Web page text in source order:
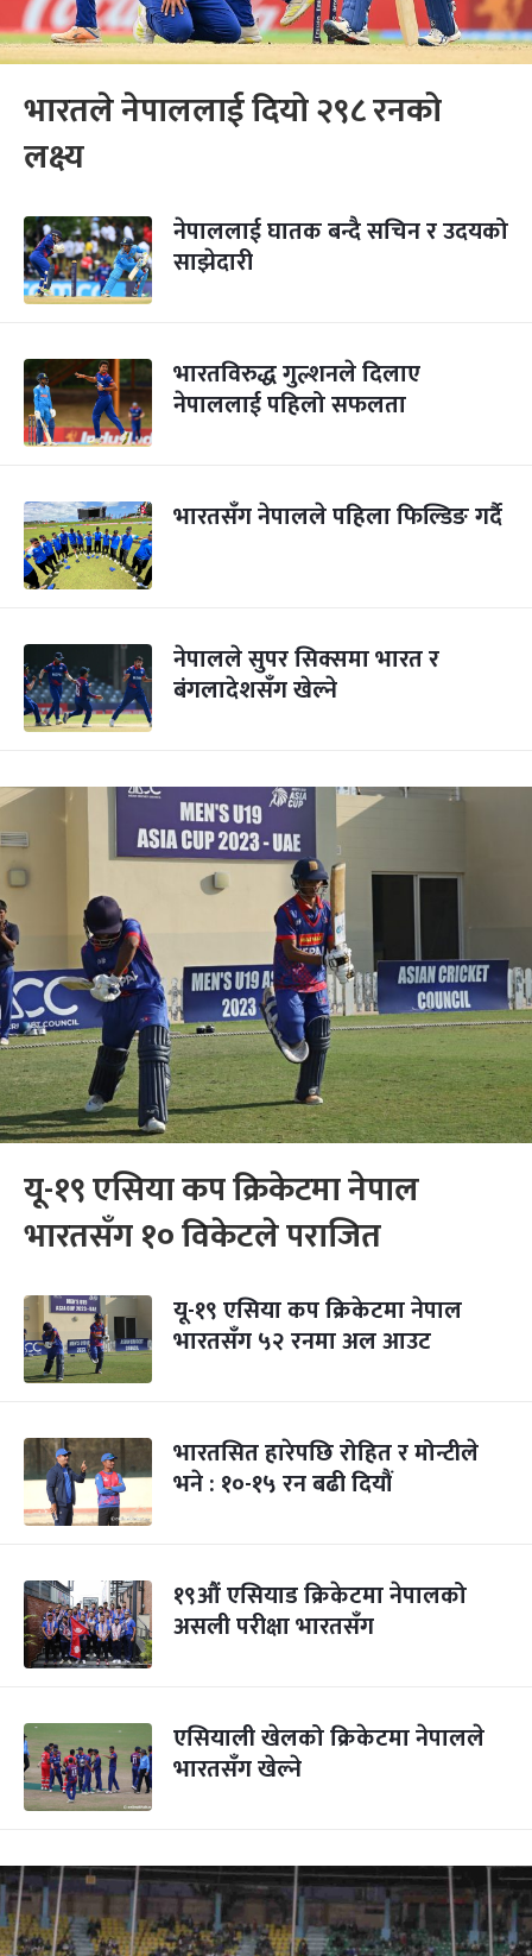
भारतले नेपाललाई दियो २९८ रनको
लक्ष्य
नेपाललाई घातक बन्दै सचिन र उदयको
साझेदारी
भारतविरुद्ध गुल्शनले दिलाए
नेपाललाई पहिलो सफलता
भारतसँग नेपालले पहिला फिल्डिङ गर्दै
नेपालले सुपर सिक्समा भारत र
बंगलादेशसँग खेल्ने
यू-१९ एसिया कप क्रिकेटमा नेपाल
भारतसँग १० विकेटले पराजित
यू-१९ एसिया कप क्रिकेटमा नेपाल
भारतसँग ५२ रनमा अल आउट
भारतसित हारेपछि रोहित र मोन्टीले
भने : १०-१५ रन बढी दियौं
१९औं एसियाड क्रिकेटमा नेपालको
असली परीक्षा भारतसँग
एसियाली खेलको क्रिकेटमा नेपालले
भारतसँग खेल्ने